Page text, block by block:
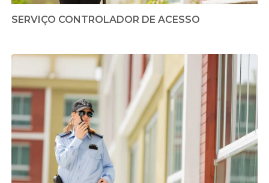
SERVIÇO CONTROLADOR DE ACESSO